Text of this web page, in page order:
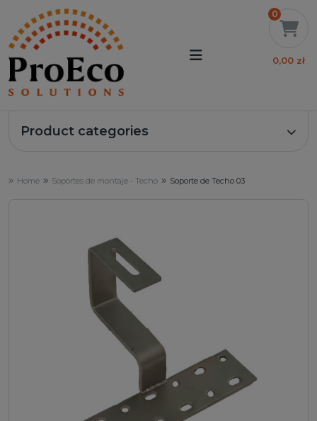
0
0,00 zł
Product categories
Home Soportes de montaje - Techo Soporte de Techo 03